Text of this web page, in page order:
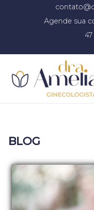
Agende sua
BLOG